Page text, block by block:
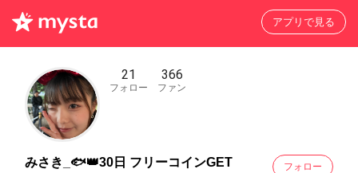
アプリで見る
21
フォロー
366
ファン
みさき_🐟👑30日 フリーコインGET フォロー